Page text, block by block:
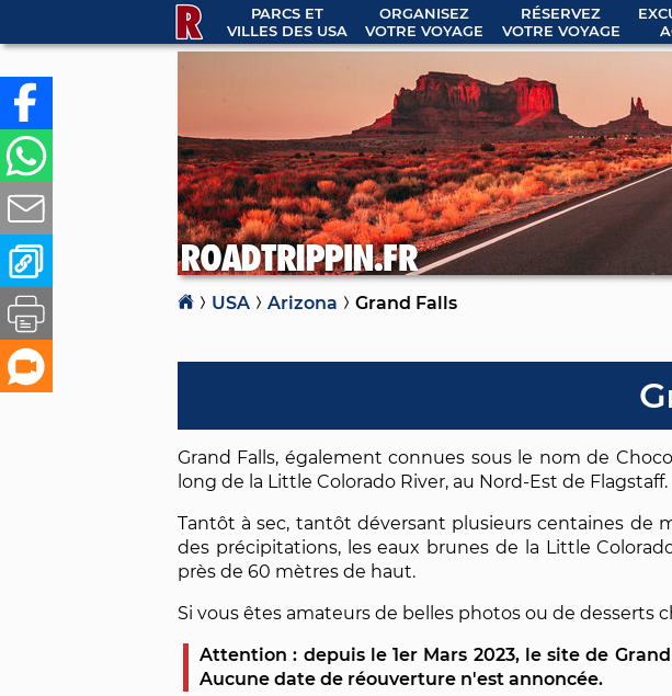
PARCS ET
VILLES DES USA
ORGANISEZ
VOTRE VOYAGE
RÉSERVEZ
VOTRE VOYAGE
USA Arizona Grand Falls
Grand Falls, également connues sous le nom de
long de la Little Colorado River, au Nord-Est de Flagstaff.
Tantôt à sec, tantôt déversant plusieurs centaines de
des précipitations, les eaux brunes de la Little
près de 60 mètres de haut.
Si vous êtes amateurs de belles photos ou de desserts
Attention : depuis le 1er Mars 2023, le site de
Aucune date de réouverture n'est annoncée.